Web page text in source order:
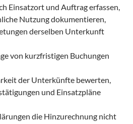
Einsatzort und Auftrag erfassen,
Nutzung dokumentieren,
derselben Unterkunft
von kurzfristigen Buchungen
der Unterkünfte bewerten,
und Einsatzpläne
die Hinzurechnung nicht